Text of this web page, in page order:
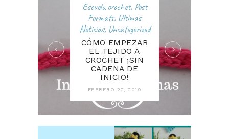
Escuela crochet, Post
Formats, Ultimas
Noticias, Uncategorized
CÓMO EMPEZAR
EL TEJIDO A
CROCHET ¡SIN
CADENA DE
INICIO!
FEBRERO 22, 2019